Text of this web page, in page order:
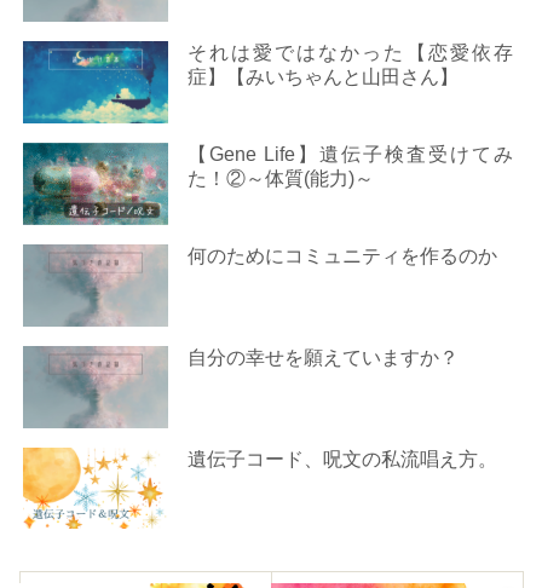
それは愛ではなかった【恋愛依存
症】【みいちゃんと山田さん】
【Gene Life】遺伝子検査受けてみ
た！②～体質(能力)～
何のためにコミュニティを作るのか
自分の幸せを願えていますか？
遺伝子コード、呪文の私流唱え方。